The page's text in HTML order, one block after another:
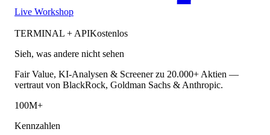
Live Workshop
TERMINAL + APIKostenlos
Sieh, was andere nicht sehen
Fair Value, KI-Analysen & Screener zu 20.000+ Aktien —
vertraut von BlackRock, Goldman Sachs & Anthropic.
100M+
Kennzahlen